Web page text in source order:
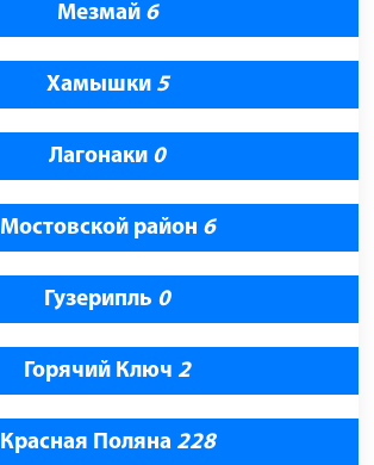
Мезмай 6
Хамышки 5
Лагонаки 0
Мостовской район 6
Гузерипль 0
Горячий Ключ 2
Красная Поляна 228